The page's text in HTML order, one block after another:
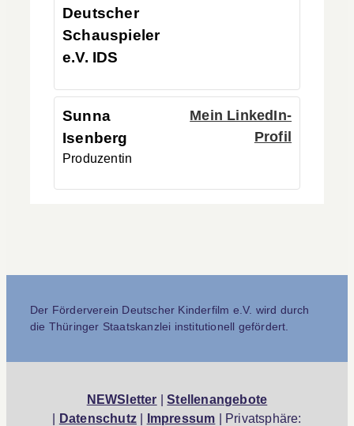
Deutscher
Schauspieler
e.V. IDS
Sunna
Isenberg
Produzentin
Mein LinkedIn-
Profil
Der Förderverein Deutscher Kinderfilm e.V. wird durch
die Thüringer Staatskanzlei institutionell gefördert.
NEWSletter |Stellenangebote
Datenschutz| Impressum | Privatsphäre: